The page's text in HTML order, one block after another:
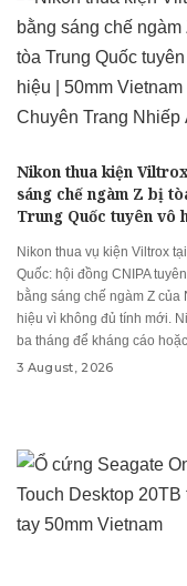
Nikon thua kiện
sáng chế ngàm Z bị
Trung Quốc tuyên vô
Nikon thua vụ kiện Viltrox
Quốc: hội đồng CNIPA
bằng sáng chế ngàm Z của
hiệu vì không đủ tính mới.
ba tháng để kháng cáo
3 August, 2026